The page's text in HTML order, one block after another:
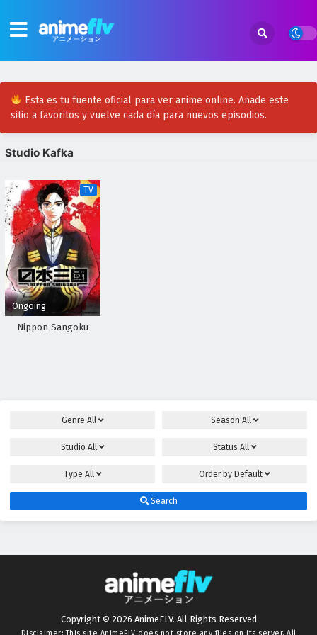
Esta es tu fuente oficial para ver anime online. Añade este
sitio a favoritos y vuelve cada día para nuevos episodios.
Studio Kafka
TV
Ongoing
Nippon Sangoku
Genre All Season All
Studio All Status All
Type All Order by Default
Search
Copyright © 2026 AnimeFLV. All Rights Reserved